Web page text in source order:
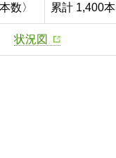
数〉 累計 1,400本
状況図